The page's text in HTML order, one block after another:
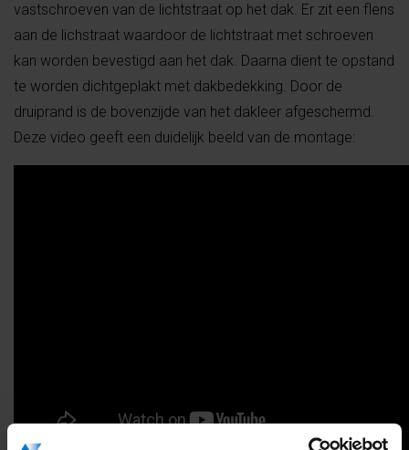
vastschroeven van de lichtstraat op het dak. Er zit een flens
aan de lichstraat waardoor de lichtstraat met schroeven
kan worden bevestigd aan het dak. Daarna dient te opstand
te worden dichtgeplakt met dakbedekking. Door de
druiprand is de bovenzijde van het dakleer afgeschermd.
Deze video geeft een duidelijk beeld van de montage: